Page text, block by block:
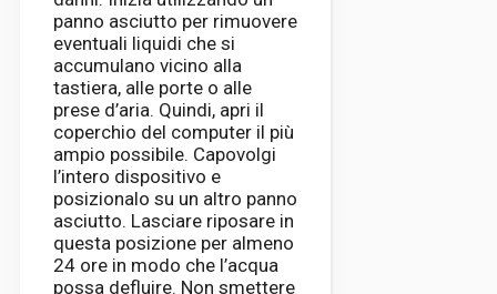
panno asciutto per rimuovere
eventuali liquidi che si
accumulano vicino alla
tastiera, alle porte o alle
prese d’aria. Quindi, apri il
coperchio del computer il più
ampio possibile. Capovolgi
l’intero dispositivo e
posizionalo su un altro panno
asciutto. Lasciare riposare in
questa posizione per almeno
24 ore in modo che l’acqua
possa defluire. Non smettere